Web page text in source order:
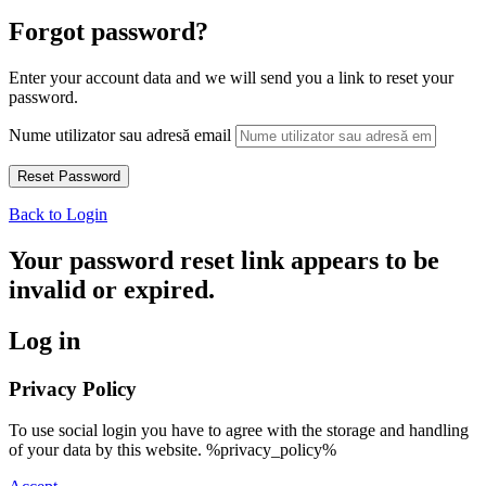
Forgot password?
Enter your account data and we will send you a link to reset your
password.
Nume utilizator sau adresă email
Back to Login
Your password reset link appears to be
invalid or expired.
Log in
Privacy Policy
To use social login you have to agree with the storage and handling
of your data by this website. %privacy_policy%